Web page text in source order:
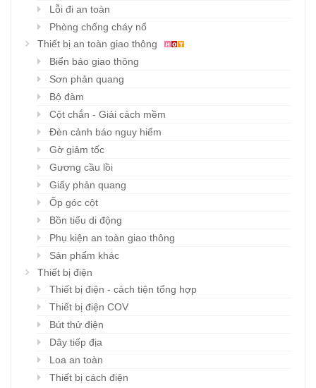
Lỗi đi an toàn
Phòng chống cháy nổ
Thiết bị an toàn giao thông
Biển báo giao thông
Sơn phản quang
Bộ đàm
Cột chắn - Giải cách mềm
Đèn cảnh báo nguy hiểm
Gờ giảm tốc
Gương cầu lồi
Giấy phản quang
Ốp góc cột
Bồn tiểu di động
Phụ kiện an toàn giao thông
Sản phẩm khác
Thiết bị điện
Thiết bị điện - cách tiện tổng hợp
Thiết bị điện COV
Bút thử điện
Dây tiếp địa
Loa an toàn
Thiết bị cách điện